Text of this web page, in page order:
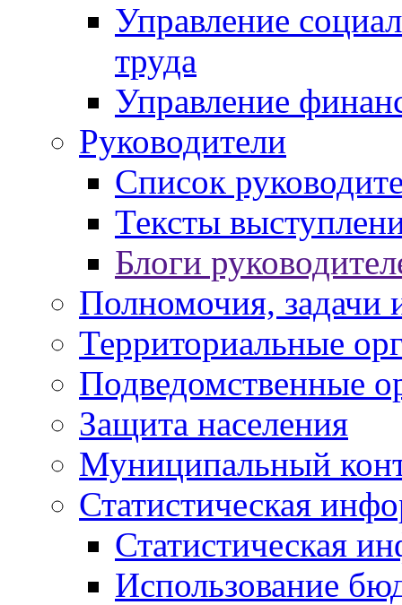
Управление
труда
Управление
Руководители
Список
Тексты
Блоги
Полномочия, задачи
Территориальные
Подведомственные
Защита населения
Муниципальный
Статистическая
Статистическая
Использование